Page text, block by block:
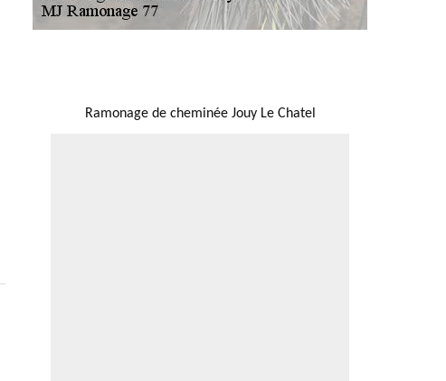
Ramonage de cheminée Jouy Le Chatel